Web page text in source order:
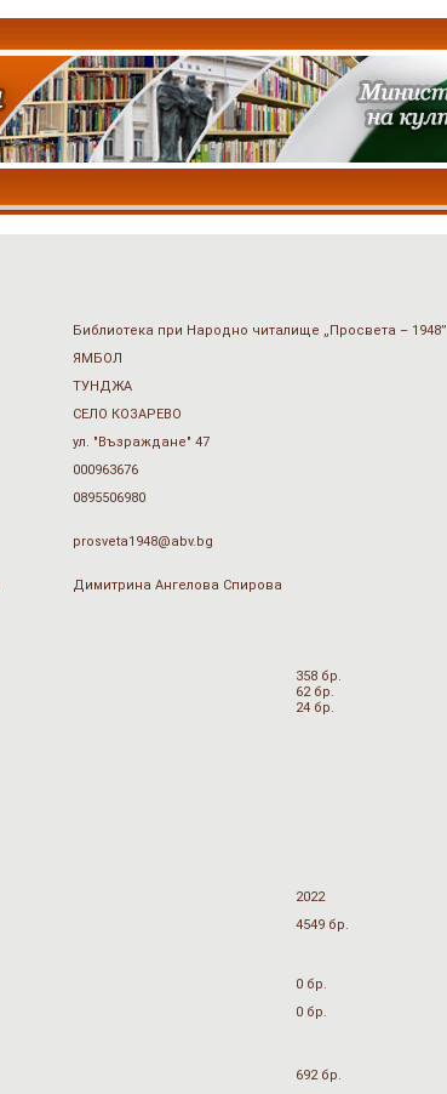
Библиотека при Народно читалище „Просвета – 1948”
ЯМБОЛ
ТУНДЖА
СЕЛО КОЗАРЕВО
ул. "Възраждане" 47
000963676
0895506980
prosveta1948@abv.bg
Димитрина Ангелова Спирова
358 бр.
62 бр.
24 бр.
2022
4549 бр.
0 бр.
0 бр.
692 бр.